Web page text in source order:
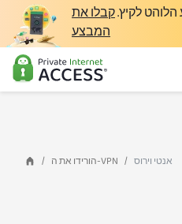
לקיץ.קבלו את
המבצע
מה זה VPN
למה PIA
יתרונות VPN
הורידו את ה-VPN אנטי וירוס